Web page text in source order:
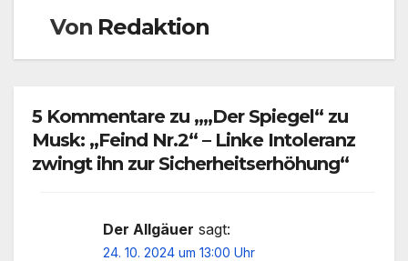
Von Redaktion
5 Kommentare zu „„Der Spiegel“ zu
Musk: „Feind Nr.2“ – Linke Intoleranz
zwingt ihn zur Sicherheitserhöhung“
Der Allgäuer sagt:
24. 10. 2024 um 13:00 Uhr